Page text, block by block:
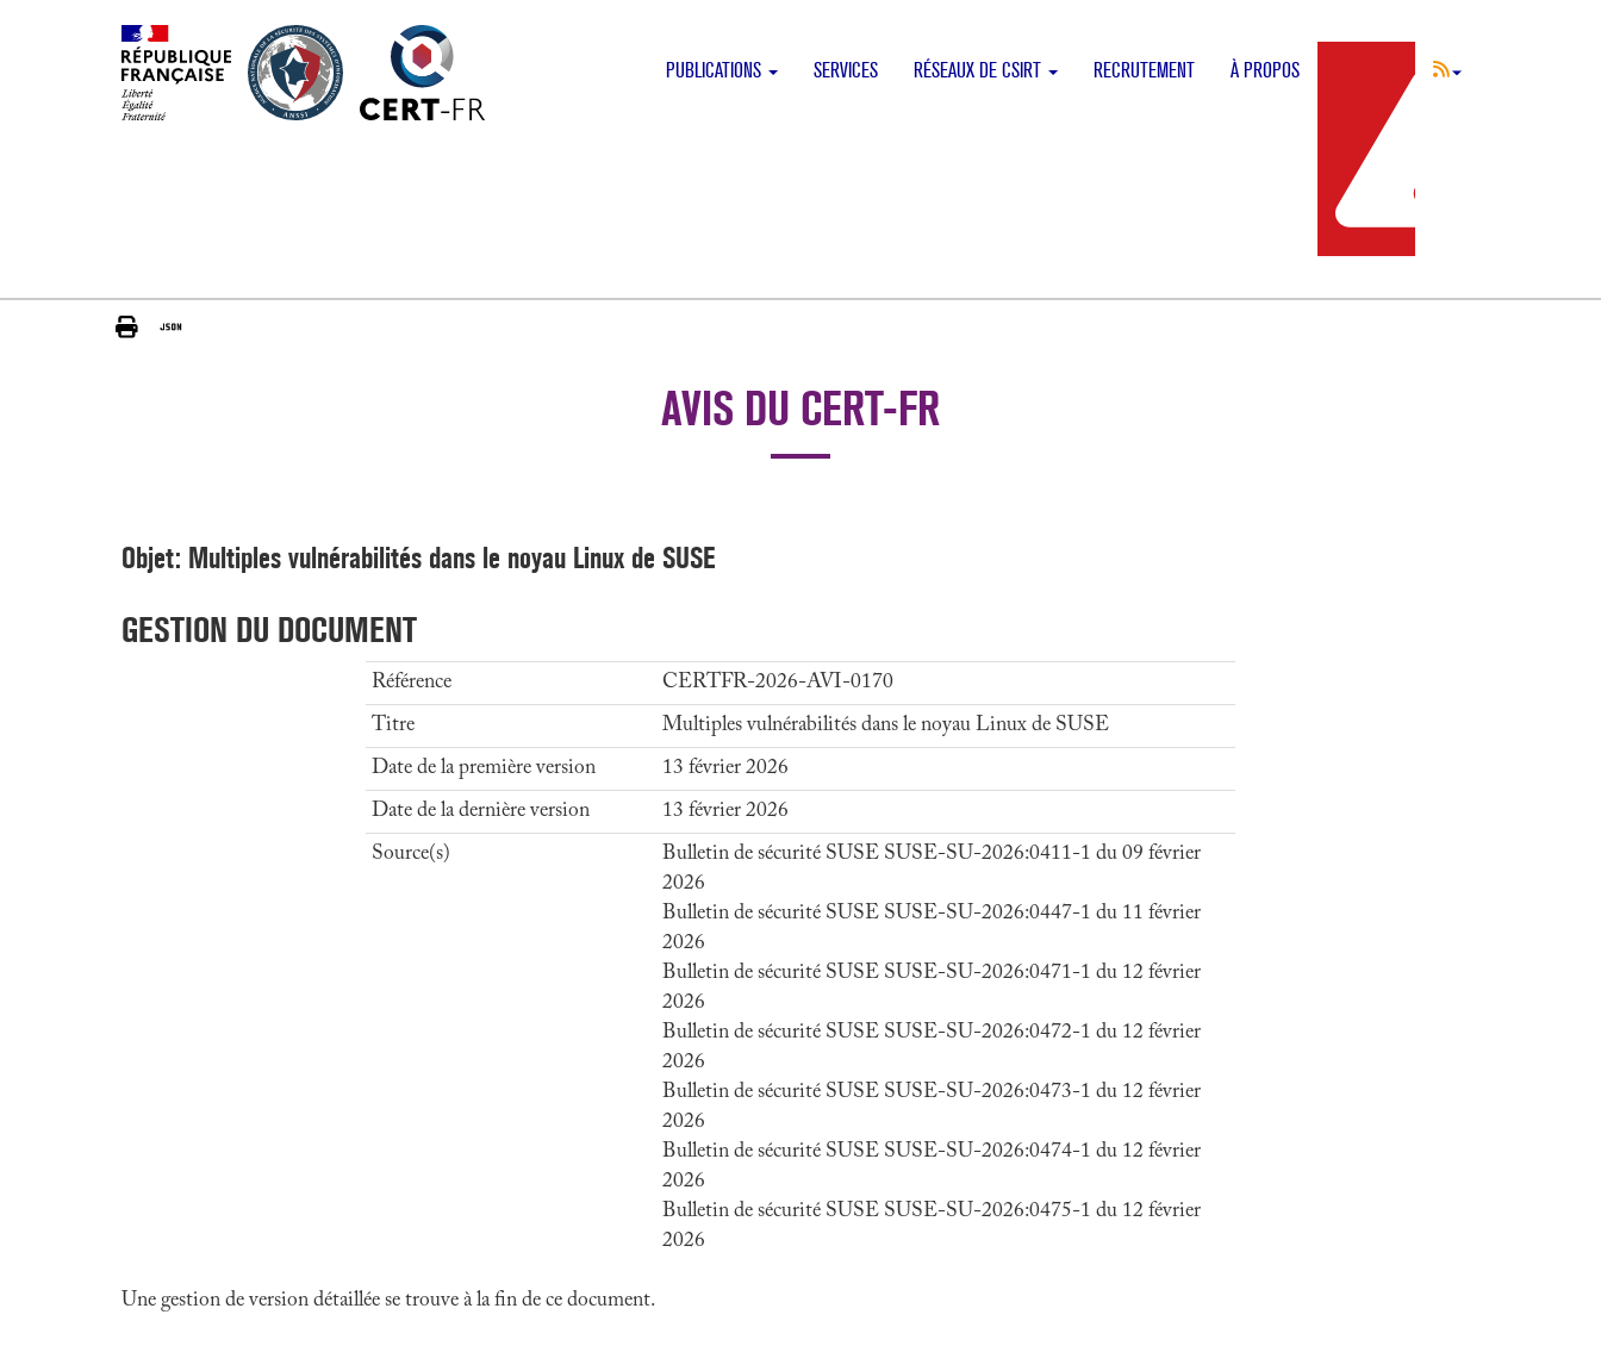
PUBLICATIONS SERVICES RÉSEAUX DE CSIRT RECRUTEMENT À PROPOS
AVIS DU CERT-FR
Objet: Multiples vulnérabilités dans le noyau Linux de SUSE
GESTION DU DOCUMENT
Référence
CERTFR-2026-AVI-0170
Titre
Multiples vulnérabilités dans le noyau Linux de SUSE
Date de la première version
13 février 2026
Date de la dernière version
13 février 2026
Source(s)
Bulletin de sécurité SUSE SUSE-SU-2026:0411-1 du 09 février
2026
Bulletin de sécurité SUSE SUSE-SU-2026:0447-1 du 11 février
2026
Bulletin de sécurité SUSE SUSE-SU-2026:0471-1 du 12 février
2026
Bulletin de sécurité SUSE SUSE-SU-2026:0472-1 du 12 février
2026
Bulletin de sécurité SUSE SUSE-SU-2026:0473-1 du 12 février
2026
Bulletin de sécurité SUSE SUSE-SU-2026:0474-1 du 12 février
2026
Bulletin de sécurité SUSE SUSE-SU-2026:0475-1 du 12 février
2026
Une gestion de version détaillée se trouve à la fin de ce document.